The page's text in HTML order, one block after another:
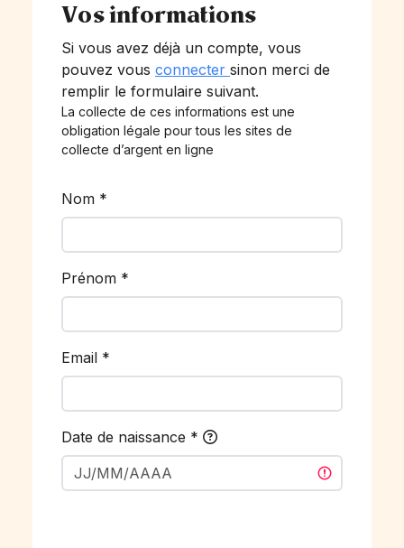
Vos informations
Si vous avez déjà un compte, vous
pouvez vous connecter sinon merci de
remplir le formulaire suivant.
La collecte de ces informations est une
obligation légale pour tous les sites de
collecte d’argent en ligne
Nom *
Prénom *
Email *
Date de naissance *